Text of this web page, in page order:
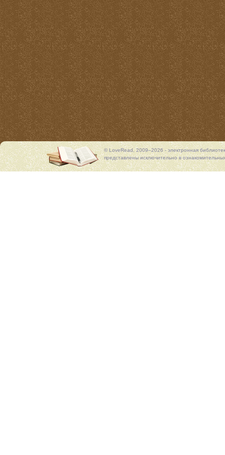
© LoveRead, 2009–2026 - электронная
представлены исключительно в